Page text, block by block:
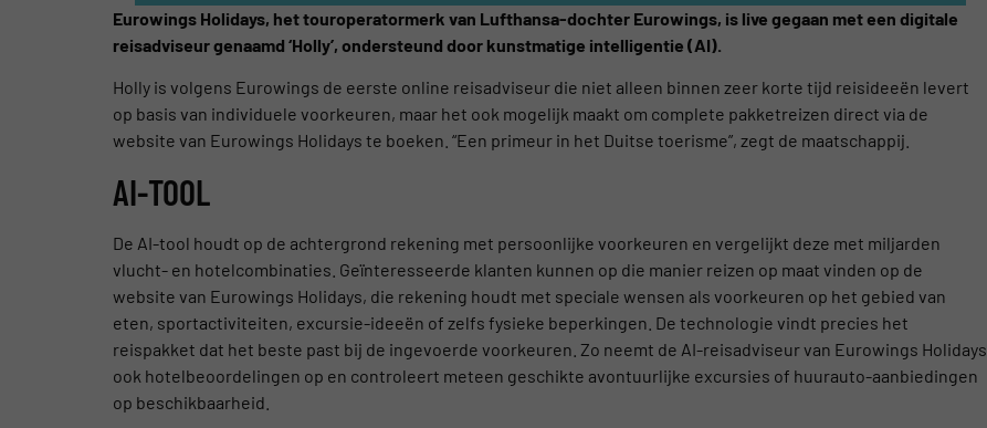
Eurowings Holidays, het touroperatormerk van Lufthansa-dochter Eurowings, is live gegaan met een digitale
reisadviseur genaamd ‘Holly’, ondersteund door kunstmatige intelligentie (AI).
Holly is volgens Eurowings de eerste online reisadviseur die niet alleen binnen zeer korte tijd reisideeën levert
op basis van individuele voorkeuren, maar het ook mogelijk maakt om complete pakketreizen direct via de
website van Eurowings Holidays te boeken. “Een primeur in het Duitse toerisme”, zegt de maatschappij.
AI-TOOL
De AI-tool houdt op de achtergrond rekening met persoonlijke voorkeuren en vergelijkt deze met miljarden
vlucht- en hotelcombinaties. Geïnteresseerde klanten kunnen op die manier reizen op maat vinden op de
website van Eurowings Holidays, die rekening houdt met speciale wensen als voorkeuren op het gebied van
eten, sportactiviteiten, excursie-ideeën of zelfs fysieke beperkingen. De technologie vindt precies het
reispakket dat het beste past bij de ingevoerde voorkeuren. Zo neemt de AI-reisadviseur van Eurowings Holidays
ook hotelbeoordelingen op en controleert meteen geschikte avontuurlijke excursies of huurauto-aanbiedingen
op beschikbaarheid.